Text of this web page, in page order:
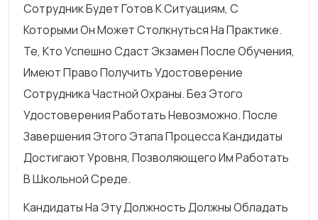
Сотрудник Будет Готов К Ситуациям, С
Которыми Он Может Столкнуться На Практике.
Те, Кто Успешно Сдаст Экзамен После Обучения,
Имеют Право Получить Удостоверение
Сотрудника Частной Охраны. Без Этого
Удостоверения Работать Невозможно. После
Завершения Этого Этапа Процесса Кандидаты
Достигают Уровня, Позволяющего Им Работать
В Школьной Среде.
Кандидаты На Эту Должность Должны Обладать